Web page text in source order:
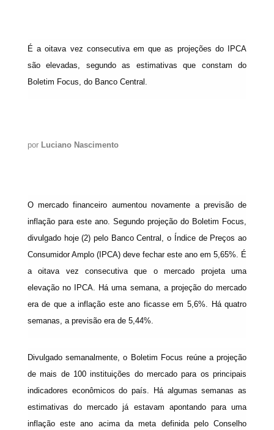
É a oitava vez consecutiva em que as projeções do IPCA
são elevadas, segundo as estimativas que constam do
Boletim Focus, do Banco Central.
por Luciano Nascimento
O mercado financeiro aumentou novamente a previsão de
inflação para este ano. Segundo projeção do Boletim Focus,
divulgado hoje (2) pelo Banco Central, o Índice de Preços ao
Consumidor Amplo (IPCA) deve fechar este ano em 5,65%. É
a oitava vez consecutiva que o mercado projeta uma
elevação no IPCA. Há uma semana, a projeção do mercado
era de que a inflação este ano ficasse em 5,6%. Há quatro
semanas, a previsão era de 5,44%.
Divulgado semanalmente, o Boletim Focus reúne a projeção
de mais de 100 instituições do mercado para os principais
indicadores econômicos do país. Há algumas semanas as
estimativas do mercado já estavam apontando para uma
inflação este ano acima da meta definida pelo Conselho